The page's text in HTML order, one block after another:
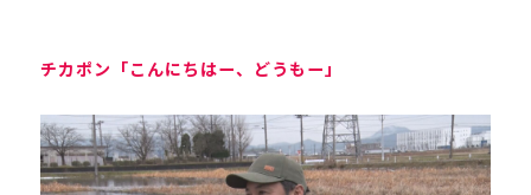
チカポン「こんにちはー、どうもー」